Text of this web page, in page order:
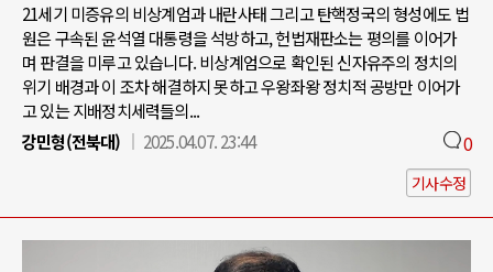
21세기 미증유의 비상계엄과 내란사태 그리고 탄핵정국의 형성에도 법
원은 구속된 윤석열 대통령을 석방하고, 헌법재판소는 평의를 이어가
며 판결을 미루고 있습니다. 비상계엄으로 확인된 신자유주의 정치의
위기 배경과 이 조차 해결하지 못하고 우왕좌왕 정치적 공방만 이어가
고 있는 지배정치세력들의...
강민형(전북대)
2025.04.07. 23:44 0
기사수정